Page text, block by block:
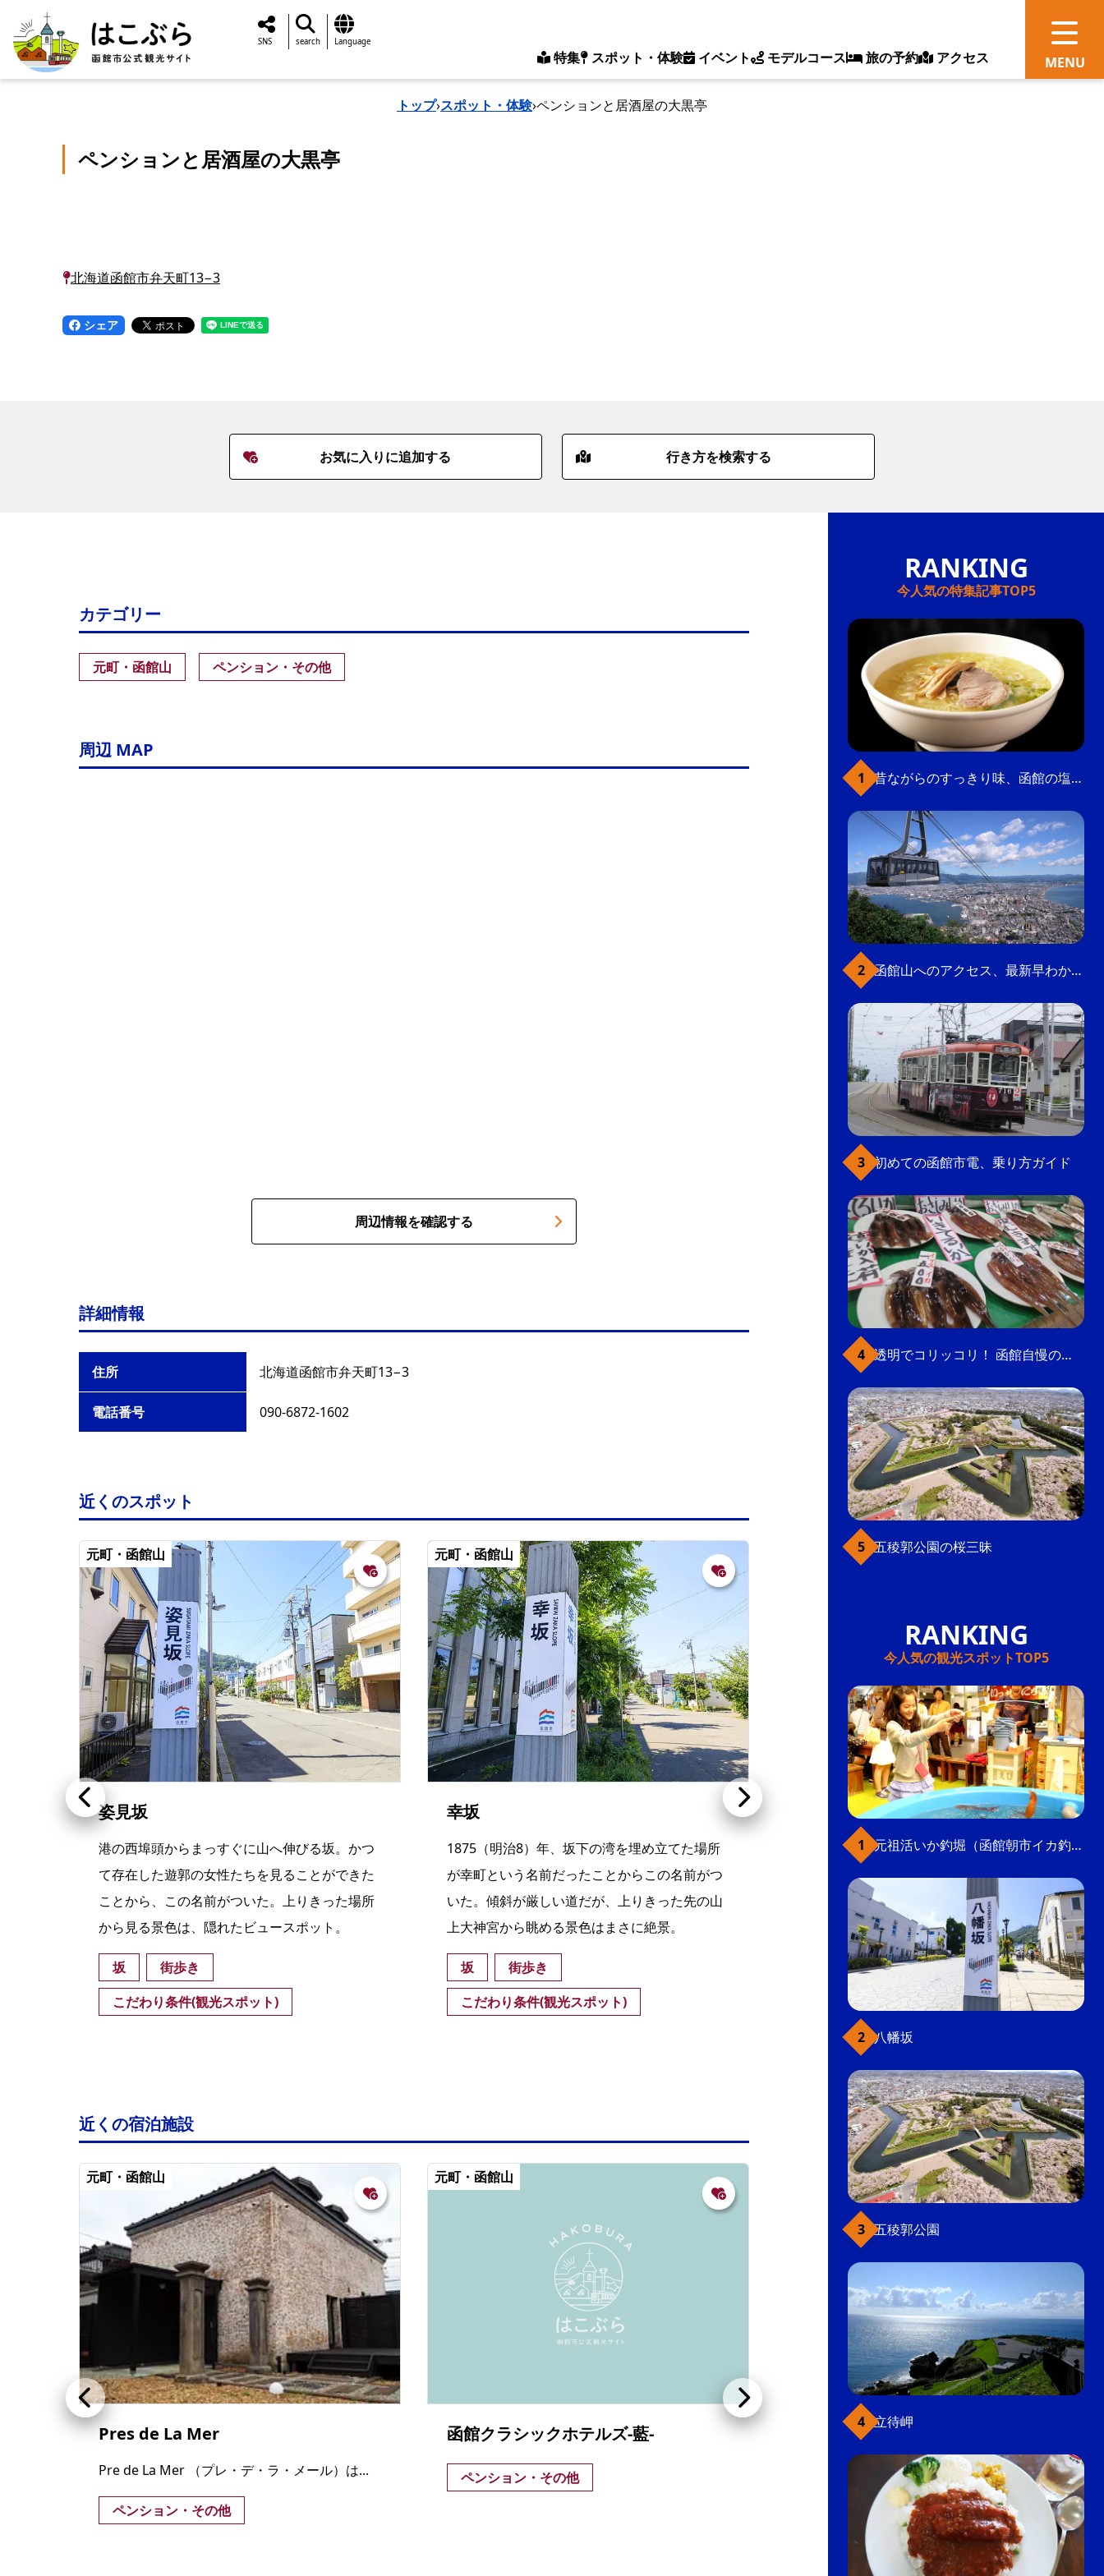
特集 スポット・体験 イベント モデルコース 旅の予約 アクセス
SNS search Language
トップ›スポット・体験›ペンションと居酒屋の大黒亭
ペンションと居酒屋の大黒亭
北海道函館市弁天町13−3
シェア
お気に入りに追加する 行き方を検索する
カテゴリー
元町・函館山 ペンション・その他
周辺 MAP
周辺情報を確認する
詳細情報
住所 北海道函館市弁天町13−3
電話番号 090-6872-1602
近くのスポット
元町・函館山
姿見坂
港の西埠頭からまっすぐに山へ伸びる坂。かつ
て存在した遊郭の女性たちを見ることができた
ことから、この名前がついた。上りきった場所
から見る景色は、隠れたビュースポット。
坂
街歩き
こだわり条件(観光スポット)
元町・函館山
幸坂
1875（明治8）年、坂下の湾を埋め立てた場所
が幸町という名前だったことからこの名前がつ
いた。傾斜が厳しい道だが、上りきった先の山
上大神宮から眺める景色はまさに絶景。
坂
街歩き
こだわり条件(観光スポット)
元町・函館山
1879（明治12）年の函館大火以後にできた坂。
かつて坂の東側にあった神社の松の木にちなん
で名前がついた。突き当たりには東本願寺船見
支院、実行寺、称名寺など、歴史ある寺が並
街歩き
こだわり条件(観光スポット)
近くの宿泊施設
元町・函館山
Pres de La Mer
Pre de La Mer （プレ・デ・ラ・メール）は...
ペンション・その他
元町・函館山
函館クラシックホテルズ-藍-
ペンション・その他
元町・函館山
函館ミートハウス
ペンション・その他
今人気の特集記事TOP5
昔ながらのすっきり味、函館の塩ラーメン
函館山へのアクセス、最新早わかりガイド
初めての函館市電、乗り方ガイド
透明でコリッコリ！ 函館自慢のいかをどうぞ
五稜郭公園の桜三昧
今人気の観光スポットTOP5
元祖活いか釣堀（函館朝市イカ釣り体験）
八幡坂
五稜郭公園
立待岬